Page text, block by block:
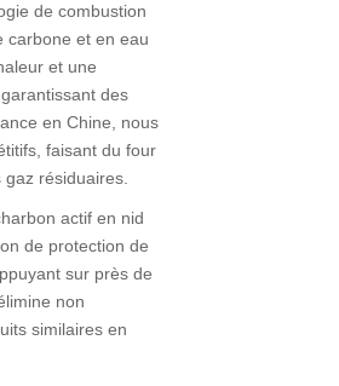
de combustion
carbone et en eau
et une
des
en Chine, nous
faisant du four
résiduaires.
actif en nid
de protection de
sur près de
non
similaires en